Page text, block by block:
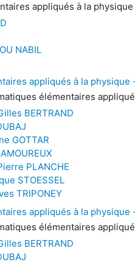
appliqués à la
NABIL
appliqués à la physique
élémentaires
BERTRAND
GOTTAR
PLANCHE
STOESSEL
TRIPONEY
appliqués à la physique
élémentaires
BERTRAND